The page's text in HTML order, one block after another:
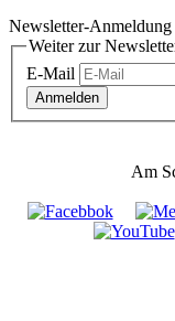
Newsletter-Anmeldung
Weiter zur
E-Mail
Anmelden
Am